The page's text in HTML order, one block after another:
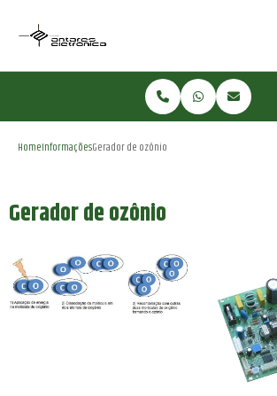
HomeInformaçõesGerador de ozônio
Gerador de ozônio